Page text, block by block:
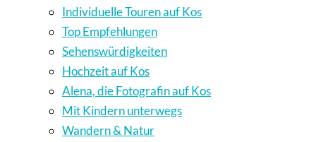
Individuelle Touren auf Kos
Top Empfehlungen
Sehenswürdigkeiten
Hochzeit auf Kos
Alena, die Fotografin auf Kos
Mit Kindern unterwegs
Wandern & Natur